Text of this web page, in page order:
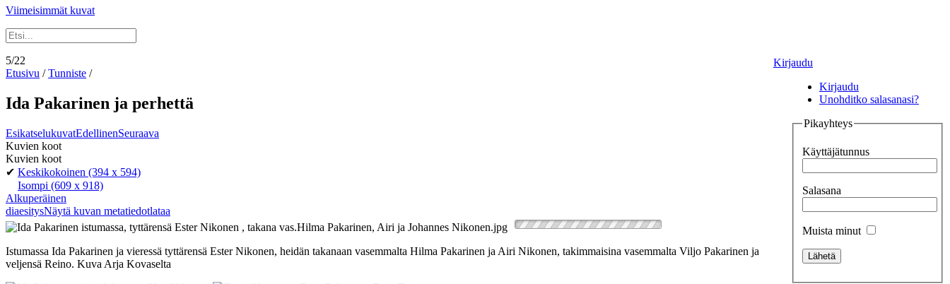
Viimeisimmät kuvat
Kirjaudu
Kirjaudu
Unohditko salasanasi?
Pikayhteys
Käyttäjätunnus
Salasana
Muista minut
5/22
Etusivu /Tunniste /
Ida Pakarinen ja perhettä
EsikatselukuvatEdellinenSeuraava
Kuvien koot
Kuvien koot
✔ Keskikokoinen (394 x 594)
Isompi (609 x 918)
Alkuperäinen
diaesitysNäytä kuvan metatiedotlataa
Istumassa Ida Pakarinen ja vieressä tyttärensä Ester Nikonen, heidän takanaan vasemmalta Hilma Pakarinen ja Airi Nikonen, takimmaisina vasemmalta Viljo Pakarinen ja
veljensä Reino. Kuva Arja Kovaselta